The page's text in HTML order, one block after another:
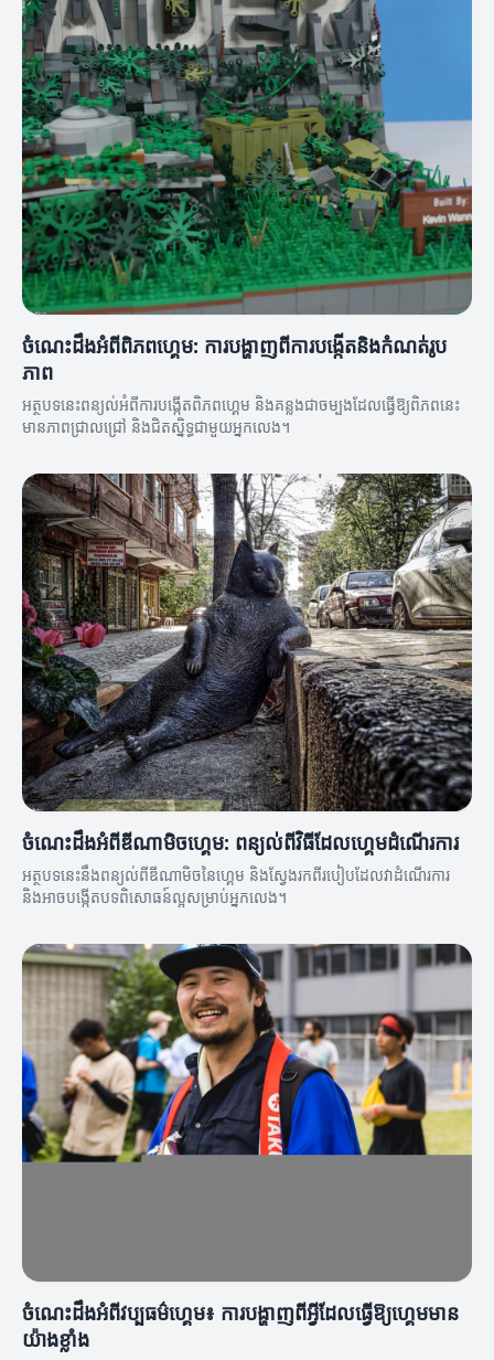
ចំណេះដឹងអំពីពិភពហ្គេម: ការបង្ហាញពីការបង្កើតនិងកំណត់រូប
ភាព
អត្ថបទនេះពន្យល់អំពីការបង្កើតពិភពហ្គេម និងគន្លងជាចម្បងដែលធ្វើឱ្យពិភពនេះ
មានភាពជ្រាលជ្រៅ និងជិតស្និទ្ធជាមួយអ្នកលេង។
ចំណេះដឹងអំពីឌីណាមិចហ្គេម: ពន្យល់ពីវិធីដែលហ្គេមដំណើរការ
អត្ថបទនេះនឹងពន្យល់ពីឌីណាមិចនៃហ្គេម និងស្វែងរកពីរបៀបដែលវាដំណើរការ
និងអាចបង្កើតបទពិសោធន៍ល្អសម្រាប់អ្នកលេង។
ចំណេះដឹងអំពីវប្បធម៌ហ្គេម៖ ការបង្ហាញពីអ្វីដែលធ្វើឱ្យហ្គេមមាន
យ៉ាងខ្លាំង